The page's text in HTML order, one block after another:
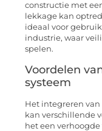
constructie met
lekkage kan
ideaal voor
industrie, waar
spelen.
Voordelen
systeem
Het integreren
kan verschillende
het een